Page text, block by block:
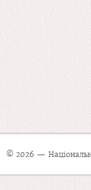
© 2026 —